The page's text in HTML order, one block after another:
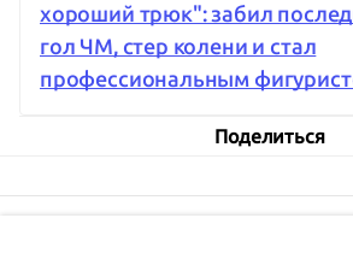
хороший трюк": забил
гол ЧМ, стер колени и стал
профессиональным
Поделиться